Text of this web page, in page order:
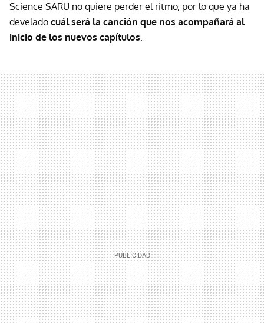
Science SARU no quiere perder el ritmo, por lo que ya ha
develado cuál será la canción que nos acompañará al
inicio de los nuevos capítulos.